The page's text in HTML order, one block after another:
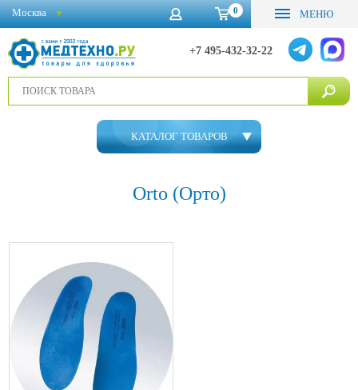
0 МЕНЮ
+7 495-432-32-22
Москва
КАТАЛОГ ТОВАРОВ
Orto (Орто)